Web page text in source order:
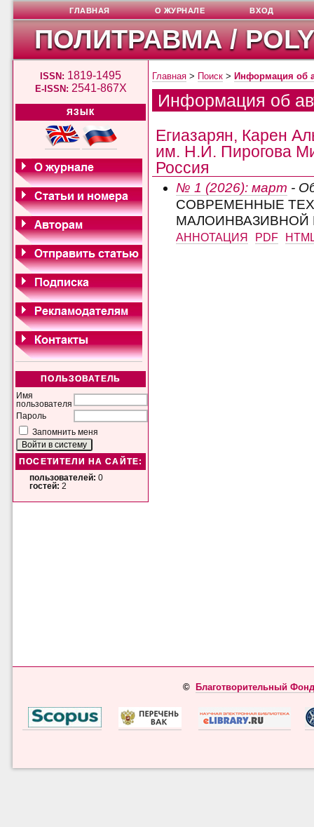
ПОЛИТРАВМА /
ISSN: 1819-1495
E-ISSN: 2541-867X
ЯЗЫК
ПОЛЬЗОВАТЕЛЬ
Имя
пользователя
Пароль
Запомнить меня
ПОСЕТИТЕЛИ НА САЙТЕ:
пользователей: 0
гостей: 2
ГЛАВНАЯ О ЖУРНАЛЕ ВХОД
Главная > Поиск > Информация об
Информация об
Егиазарян, Карен
им. Н.И. Пирогова
Россия
№ 1 (2026): март -
СОВРЕМЕННЫЕ
МАЛОИНВАЗИВНОЙ
АННОТАЦИЯ PDF
© Благотворительный